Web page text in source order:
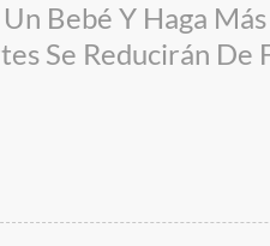
Bebé Y Haga
Se Reducirán De